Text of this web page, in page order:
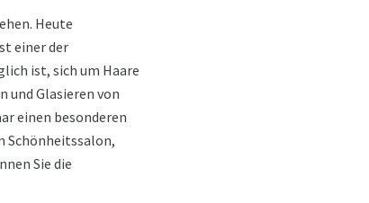
Heute
einer der
ist, sich um Haare
und Glasieren von
einen besonderen
Schönheitssalon,
Sie die